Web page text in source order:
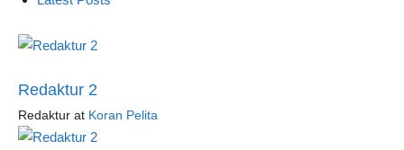
Redaktur 2
Redaktur at Koran Pelita